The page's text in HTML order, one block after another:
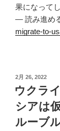
果になって
— 読み進め
migrate-to-
投
稿
日:
2月 26, 2022
ウクラ
シアは
ルーブ